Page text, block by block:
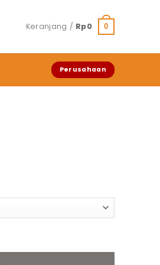
Keranjang / Rp0 0
Perusahaan